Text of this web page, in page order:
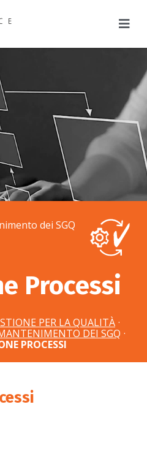
dei SGQ
Processi
PER LA QUALITÀ ·
DEI SGQ ·
PROCESSI